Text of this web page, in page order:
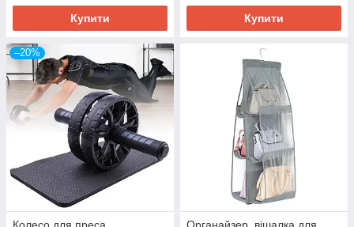
Купити Купити
–20%